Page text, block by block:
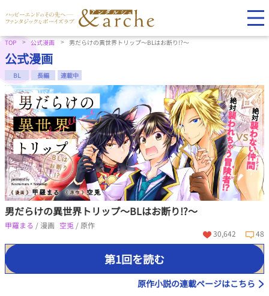
TOP 公式漫画 男だらけの異世界トリップ～BLはお断り!?～
公式漫画
BL 長編 連載中
男だらけの異世界トリップ～BLはお断り!?～
甲羅まる / 漫画 空兎 / 原作
30,642
48
第1回を読む
原作小説の連載ページはこちら